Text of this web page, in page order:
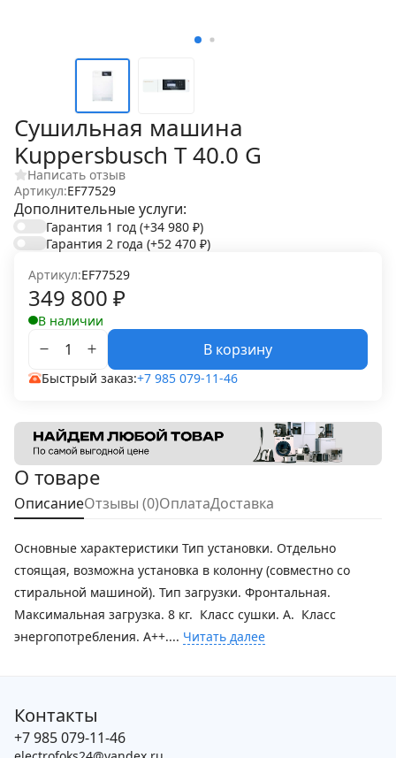
Сушильная машина
Kuppersbusch T 40.0 G
Написать отзыв
Артикул:EF77529
Дополнительные услуги:
Гарантия 1 год (+34 980 ₽)
Гарантия 2 года (+52 470 ₽)
Артикул:EF77529
349 800 ₽
В наличии
В корзину
Быстрый заказ:+7 985 079-11-46
О товаре
ОписаниеОтзывы (0)ОплатаДоставка
Основные характеристики Тип установки. Отдельно
стоящая, возможна установка в колонну (совместно со
стиральной машиной). Тип загрузки. Фронтальная.
Максимальная загрузка. 8 кг. Класс сушки. A. Класс
энергопотребления. A++.... Читать далее
Контакты
+7 985 079-11-46